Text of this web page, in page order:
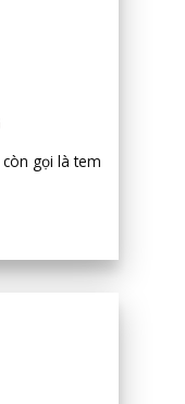
còn gọi là tem